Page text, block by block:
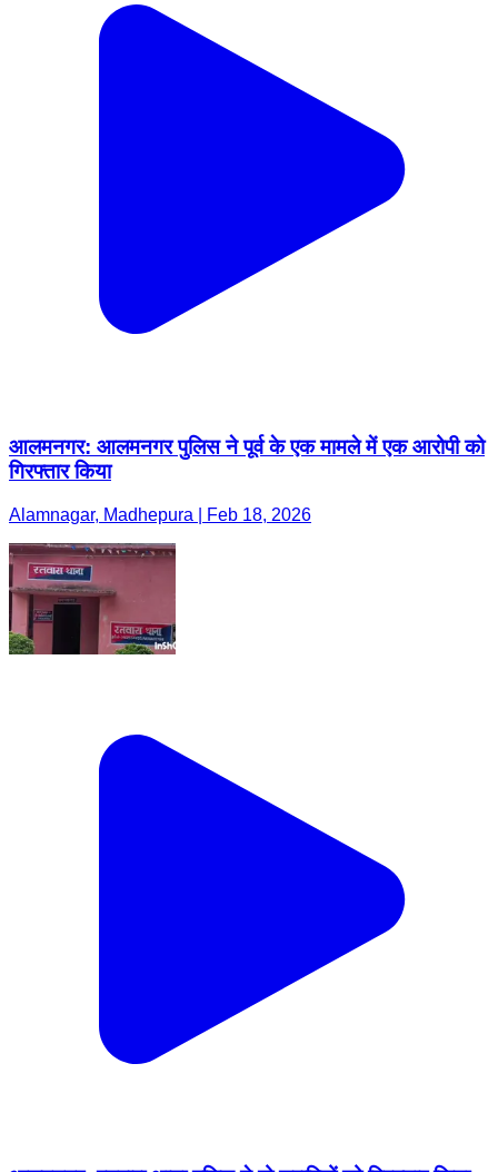
आलमनगर: आलमनगर पुलिस ने पूर्व के एक मामले में एक आरोपी को
गिरफ्तार किया
Alamnagar, Madhepura | Feb 18, 2026